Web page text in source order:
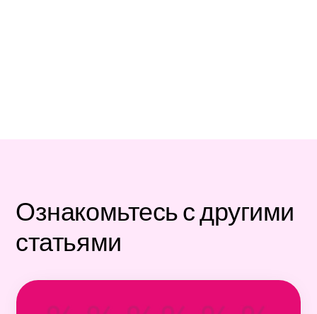
Ознакомьтесь с другими
статьями